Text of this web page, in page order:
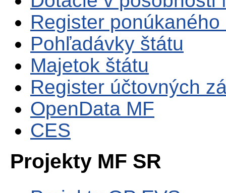
Register
Pohľadávky štátu
Majetok štátu
Register účtovných
OpenData MF
CES
Projekty MF SR